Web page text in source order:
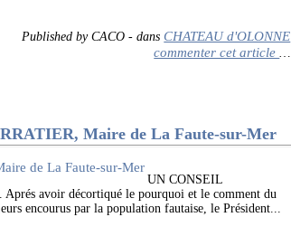
Published by CACO - dans CHATEAU d'OLONNE
commenter cet article …
Maire de La Faute-sur-Mer
UN CONSEIL
avoir décortiqué le pourquoi et le comment du
encourus par la population fautaise, le Président...